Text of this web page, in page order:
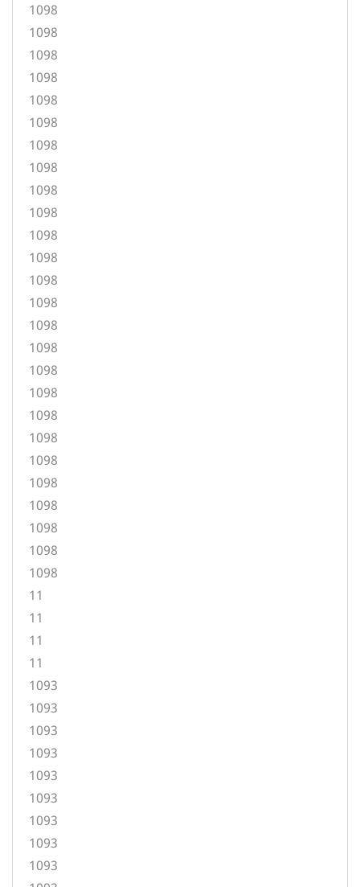
1098
1098
1098
1098
1098
1098
1098
1098
1098
1098
1098
1098
1098
1098
1098
1098
1098
1098
1098
1098
1098
1098
1098
1098
1098
1098
11
11
11
11
1093
1093
1093
1093
1093
1093
1093
1093
1093